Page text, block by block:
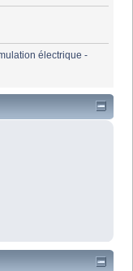
électrique -